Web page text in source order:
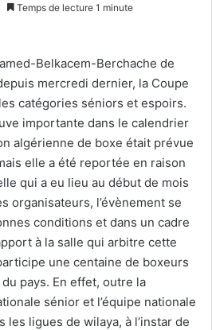
Temps de lecture 1 minute
Belkacem-Berchache de
mercredi dernier, la Coupe
catégories séniors et espoirs.
importante dans le calendrier
algérienne de boxe était prévue
elle a été reportée en raison
qui a eu lieu au début de mois
organisateurs, l’évènement se
conditions et dans un cadre
à la salle qui arbitre cette
une centaine de boxeurs
pays. En effet, outre la
sénior et l’équipe nationale
ligues de wilaya, à l’instar de